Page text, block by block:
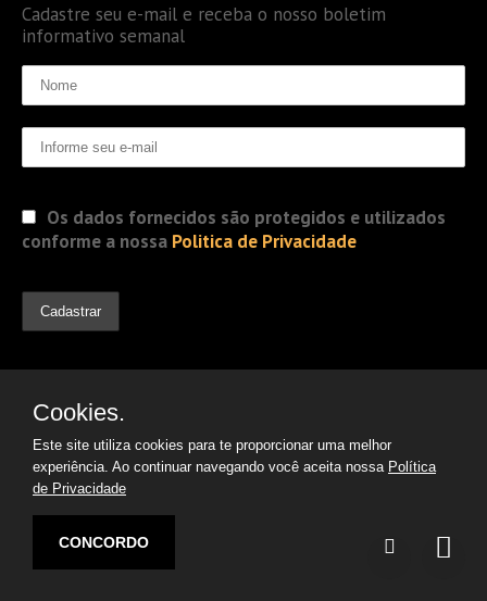
Cadastre seu e-mail e receba o nosso boletim
informativo semanal
Os dados fornecidos são protegidos e utilizados
conforme a nossa Politica de Privacidade
© 2019 Jorge Gomes
Advogados. Direitos Reservados
Argon | Otimização de Sites
Cookies.
Este site utiliza cookies para te proporcionar uma melhor
experiência. Ao continuar navegando você aceita nossa Política
de Privacidade
CONCORDO